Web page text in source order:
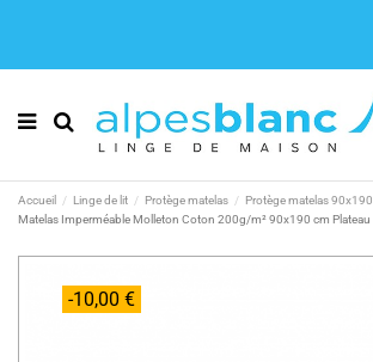
Accueil Linge de lit Protège matelas Protège matelas 90x190
Matelas Imperméable Molleton Coton 200g/m² 90x190 cm Plateau
-10,00 €